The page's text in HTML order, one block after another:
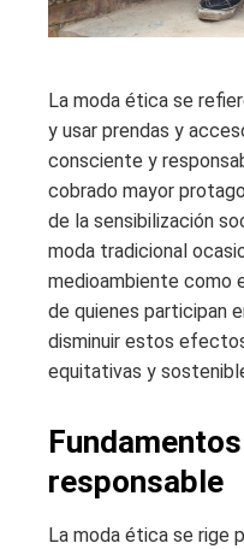
La moda ética se
y usar prendas y
consciente y
cobrado mayor
de la sensibilización
moda tradicional
medioambiente como
de quienes participan
disminuir estos
equitativas y
responsable
La moda ética se rige